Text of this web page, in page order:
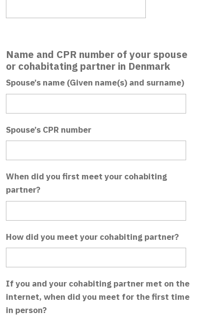
Name and CPR number of your spouse
or cohabitating partner in Denmark
Spouse’s name (Given name(s) and surname)
Spouse’s CPR number
When did you first meet your cohabiting
partner?
How did you meet your cohabiting partner?
If you and your cohabiting partner met on the
internet, when did you meet for the first time
in person?